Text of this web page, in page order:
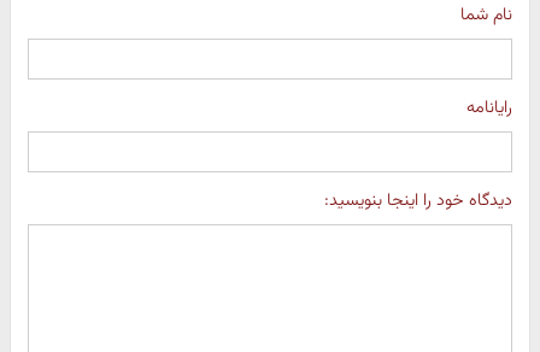
نام شما
رایانامه
دیدگاه خود را اینجا بنویسید: